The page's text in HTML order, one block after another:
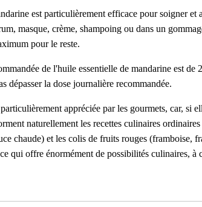
est particulièrement efficace pour soigner
masque, crème, shampoing ou dans un
pour le reste.
de l'huile essentielle de mandarine est
dépasser la dose journalière recommandée.
appréciée par les gourmets, car, si
naturellement les recettes culinaires
chaude) et les colis de fruits rouges (framboise,
qui offre énormément de possibilités culinaires,